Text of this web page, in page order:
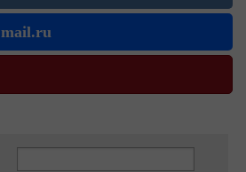
mail.ru